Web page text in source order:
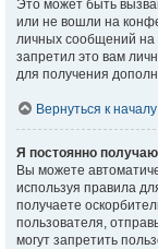
Это может быть
или не вошли на
личных сообщений на
запретил это вам
для получения
Вернуться к началу
Я постоянно
Вы можете
используя правила
получаете
пользователя,
могут запретить